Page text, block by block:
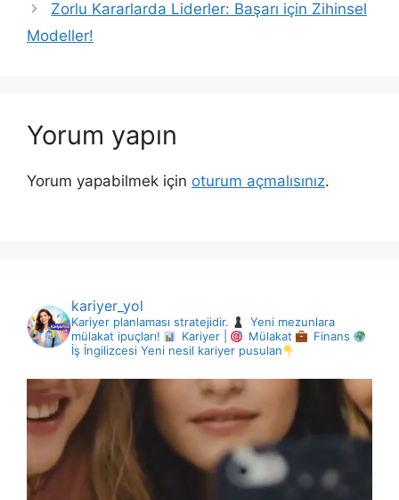
Zorlu Kararlarda Liderler: Başarı için Zihinsel
Modeller!
Yorum yapın
Yorum yapabilmek için oturum açmalısınız.
kariyer_yol
Kariyer planlaması stratejidir.
Yeni mezunlara
mülakat ipuçları!
Kariyer | Mülakat
Finans
İş İngilizcesi Yeni nesil kariyer pusulan